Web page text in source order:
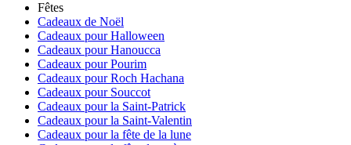
Fêtes
Cadeaux de Noël
Cadeaux pour Halloween
Cadeaux pour Hanoucca
Cadeaux pour Pourim
Cadeaux pour Roch Hachana
Cadeaux pour Souccot
Cadeaux pour la Saint-Patrick
Cadeaux pour la Saint-Valentin
Cadeaux pour la fête de la lune